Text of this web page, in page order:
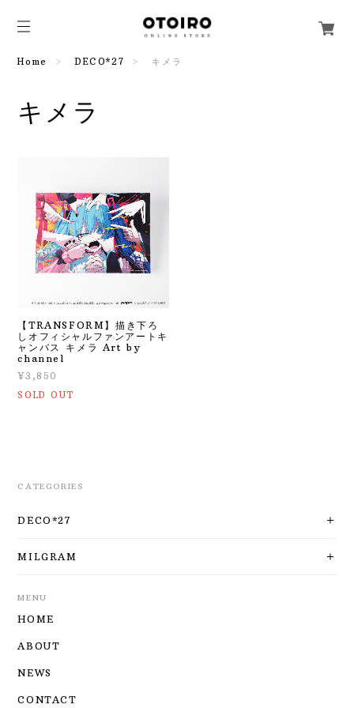
Home DECO*27 キメラ
キメラ
【TRANSFORM】描き下ろ
しオフィシャルファンアートキ
ャンバス キメラ Art by
channel
¥3,850
SOLD OUT
CATEGORIES
DECO*27
MILGRAM
MENU
HOME
ABOUT
NEWS
CONTACT